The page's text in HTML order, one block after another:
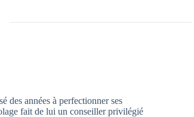
des années à perfectionner ses
fait de lui un conseiller privilégié